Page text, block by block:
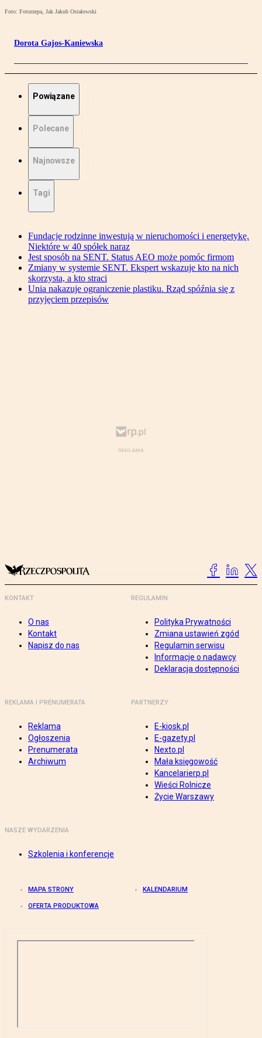
Foto: Fotorzepa, Jak Jakub Ostałowski
Dorota Gajos-Kaniewska
Powiązane
Polecane
Najnowsze
Tagi
Fundacje rodzinne inwestują w nieruchomości i energetykę.
Niektóre w 40 spółek naraz
Jest sposób na SENT. Status AEO może pomóc firmom
Zmiany w systemie SENT. Ekspert wskazuje kto na nich
skorzysta, a kto straci
Unia nakazuje ograniczenie plastiku. Rząd spóźnia się z
przyjęciem przepisów
KONTAKT
O nas
Kontakt
Napisz do nas
REGULAMIN
Polityka Prywatności
Zmiana ustawień zgód
Regulamin serwisu
Informacje o nadawcy
Deklaracja dostępności
REKLAMA I PRENUMERATA
Reklama
Ogłoszenia
Prenumerata
Archiwum
PARTNERZY
E-kiosk.pl
E-gazety.pl
Nexto.pl
Mała księgowość
Kancelarierp.pl
Wieści Rolnicze
Życie Warszawy
NASZE WYDARZENIA
Szkolenia i konferencje
MAPA STRONY KALENDARIUM
OFERTA PRODUKTOWA